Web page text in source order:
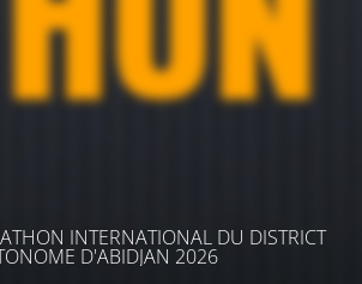
INTERNATIONAL DU DISTRICT
D'ABIDJAN 2026